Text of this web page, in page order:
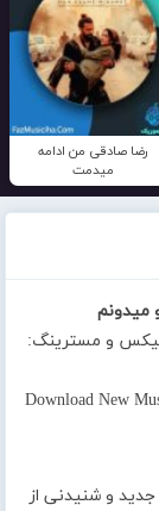
رضا صادقی من ادامه
میدمت
میدونم
و مسترینگ:
Download New
و شنیدنی از